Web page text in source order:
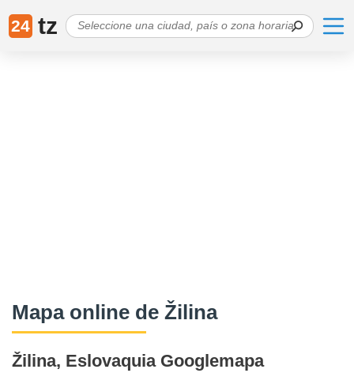
24 tz
Mapa online de Žilina
Žilina, Eslovaquia Googlemapa